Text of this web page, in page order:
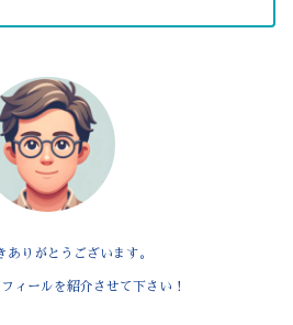
ありがとうございます。
ィールを紹介させて下さい！